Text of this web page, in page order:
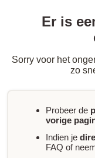
Er is
Sorry voor het
zo
Probeer de
vorige
Indien je
FAQ of